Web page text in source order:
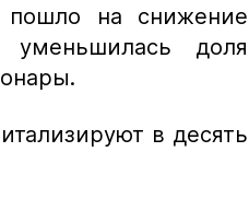
пошло на снижение
доля
в десять